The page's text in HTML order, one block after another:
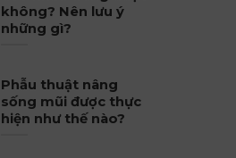
không? Nên lưu ý
những gì?
Phẫu thuật nâng
sống mũi được thực
hiện như thế nào?